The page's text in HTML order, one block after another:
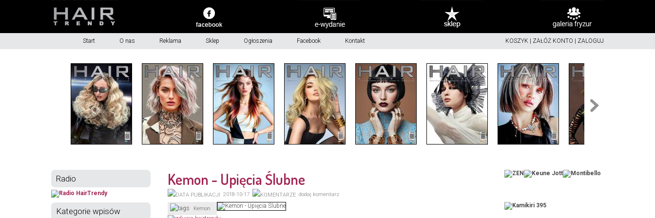
Start O nas Reklama Sklep Ogłoszenia Facebook Kontakt KOSZYK ZAŁÓŻ KONTO ZALOGUJ
Radio
Kategorie wpisów
Kemon - Upięcia Ślubne
2018-10-17 dodaj komentarz
Kemon